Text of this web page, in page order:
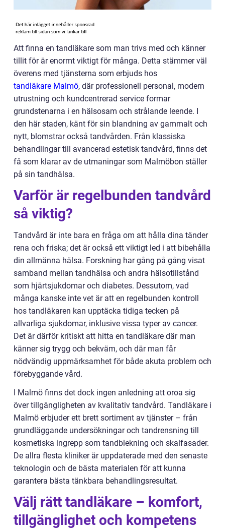
Att finna en tandläkare som man trivs med och känner
tillit för är enormt viktigt för många. Detta stämmer väl
överens med tjänsterna som erbjuds hos
tandläkare Malmö, där professionell personal, modern
utrustning och kundcentrerad service formar
grundstenarna i en hälsosam och strålande leende. I
den här staden, känt för sin blandning av gammalt och
nytt, blomstrar också tandvården. Från klassiska
behandlingar till avancerad estetisk tandvård, finns det
få som klarar av de utmaningar som Malmöbon ställer
på sin tandhälsa.
Varför är regelbunden tandvård
så viktig?
Tandvård är inte bara en fråga om att hålla dina tänder
rena och friska; det är också ett viktigt led i att bibehålla
din allmänna hälsa. Forskning har gång på gång visat
samband mellan tandhälsa och andra hälsotillstånd
som hjärtsjukdomar och diabetes. Dessutom, vad
många kanske inte vet är att en regelbunden kontroll
hos tandläkaren kan upptäcka tidiga tecken på
allvarliga sjukdomar, inklusive vissa typer av cancer.
Det är därför kritiskt att hitta en tandläkare där man
känner sig trygg och bekväm, och där man får
nödvändig uppmärksamhet för både akuta problem och
förebyggande vård.
I Malmö finns det dock ingen anledning att oroa sig
över tillgängligheten av kvalitativ tandvård. Tandläkare i
Malmö erbjuder ett brett sortiment av tjänster – från
grundläggande undersökningar och tandrensning till
kosmetiska ingrepp som tandblekning och skalfasader.
De allra flesta kliniker är uppdaterade med den senaste
teknologin och de bästa materialen för att kunna
garantera bästa tänkbara behandlingsresultat.
Välj rätt tandläkare – komfort,
tillgänglighet och kompetens